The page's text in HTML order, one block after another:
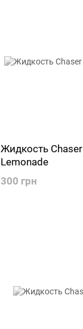
Жидкость
Lemonade
300 грн